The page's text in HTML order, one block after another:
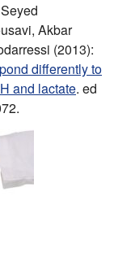
Akbar
(2013):
differently to
and lactate. ed